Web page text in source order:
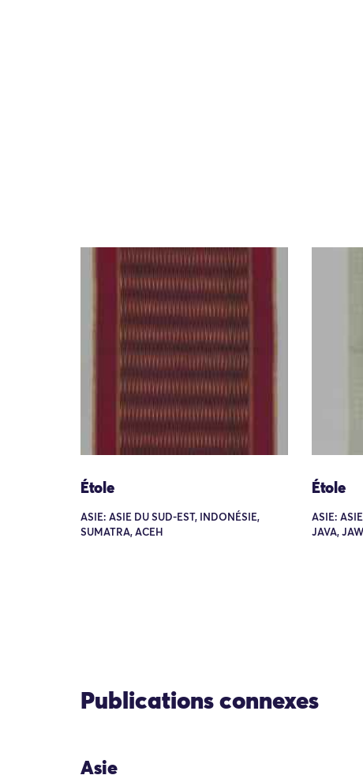
Étole
ASIE: ASIE DU SUD-EST, INDONÉSIE,
SUMATRA, ACEH
Étole
ASIE:
JAVA,
Publications connexes
Asie